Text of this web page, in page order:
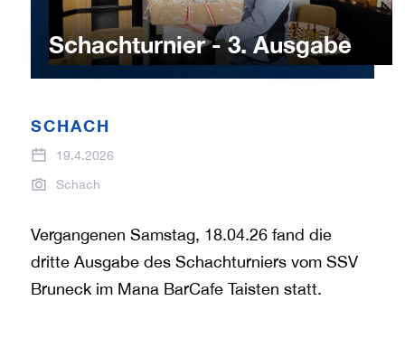
Schachturnier - 3. Ausgabe
SCHACH
19.4.2026
Schach
Vergangenen Samstag, 18.04.26 fand die
dritte Ausgabe des Schachturniers vom SSV
Bruneck im Mana BarCafe Taisten statt.